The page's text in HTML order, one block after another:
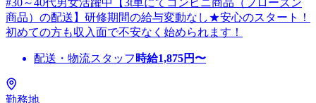
商品）の配送】研修期間の給与変動なし★安心のスタート！
初めての方も収入面で不安なく始められます！
配送・物流スタッフ 時給1,875円〜
勤務地